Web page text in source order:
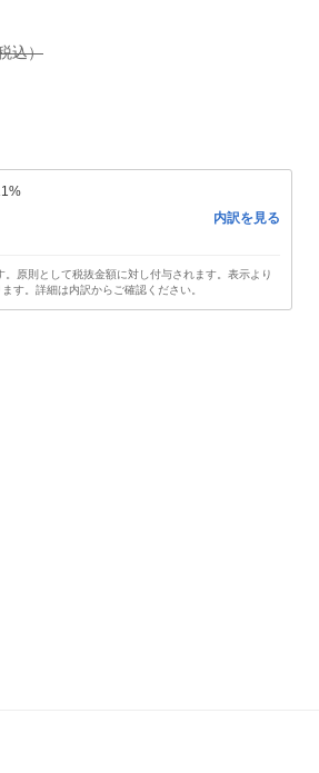
込）
内訳を見る
原則として税抜金額に対し付与されます。表示より
す。詳細は内訳からご確認ください。